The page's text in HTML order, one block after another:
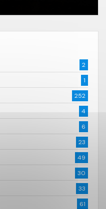
2
1
252
4
6
23
49
30
33
61